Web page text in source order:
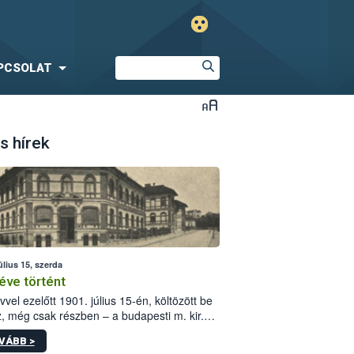
hírek
15, szerda
történt
ezelőtt 1901. július 15-én, költözött be
még csak részben – a budapesti m. kir.
állomás a Kis Rókus utca
alatti, Czigler Győző által tervezett új
>